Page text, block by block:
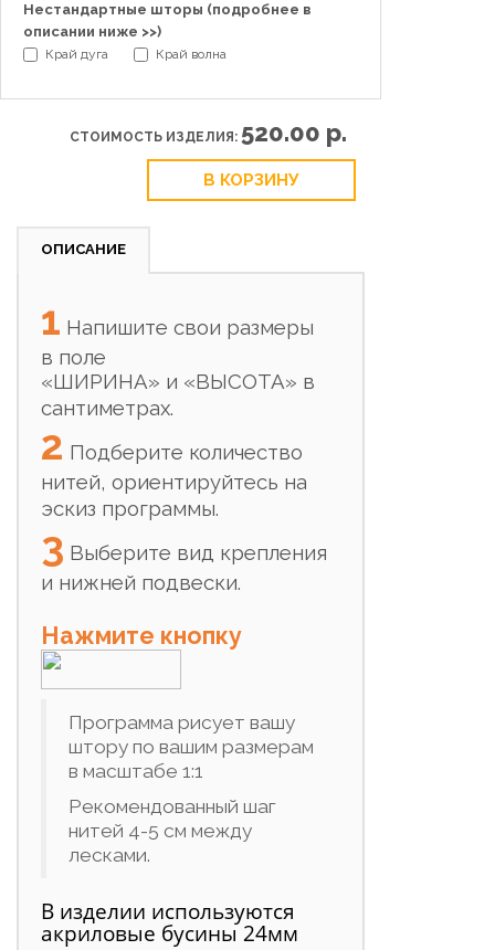
Нестандартные шторы (подробнее в
описании ниже >>)
Край дуга Край волна
СТОИМОСТЬ ИЗДЕЛИЯ: 520.00 р.
В КОРЗИНУ
ОПИСАНИЕ
1 Напишите свои размеры
в поле
«ШИРИНА» и «ВЫСОТА» в
сантиметрах.
2 Подберите количество
нитей, ориентируйтесь на
эскиз программы.
3 Выберите вид крепления
и нижней подвески.
Нажмите кнопку
Программа рисует вашу
штору по вашим размерам
в масштабе 1:1
Рекомендованный шаг
нитей 4-5 см между
лесками.
В изделии используются
акриловые бусины 24мм